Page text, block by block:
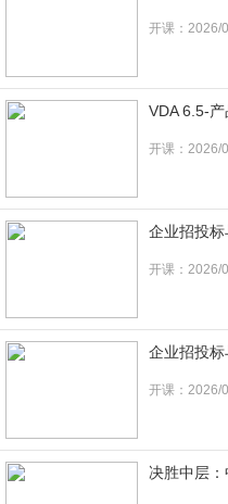
开课：2026/
VDA 6.5-产
开课：2026/
企业招投
开课：2026/
企业招投
开课：2026/
决胜中层